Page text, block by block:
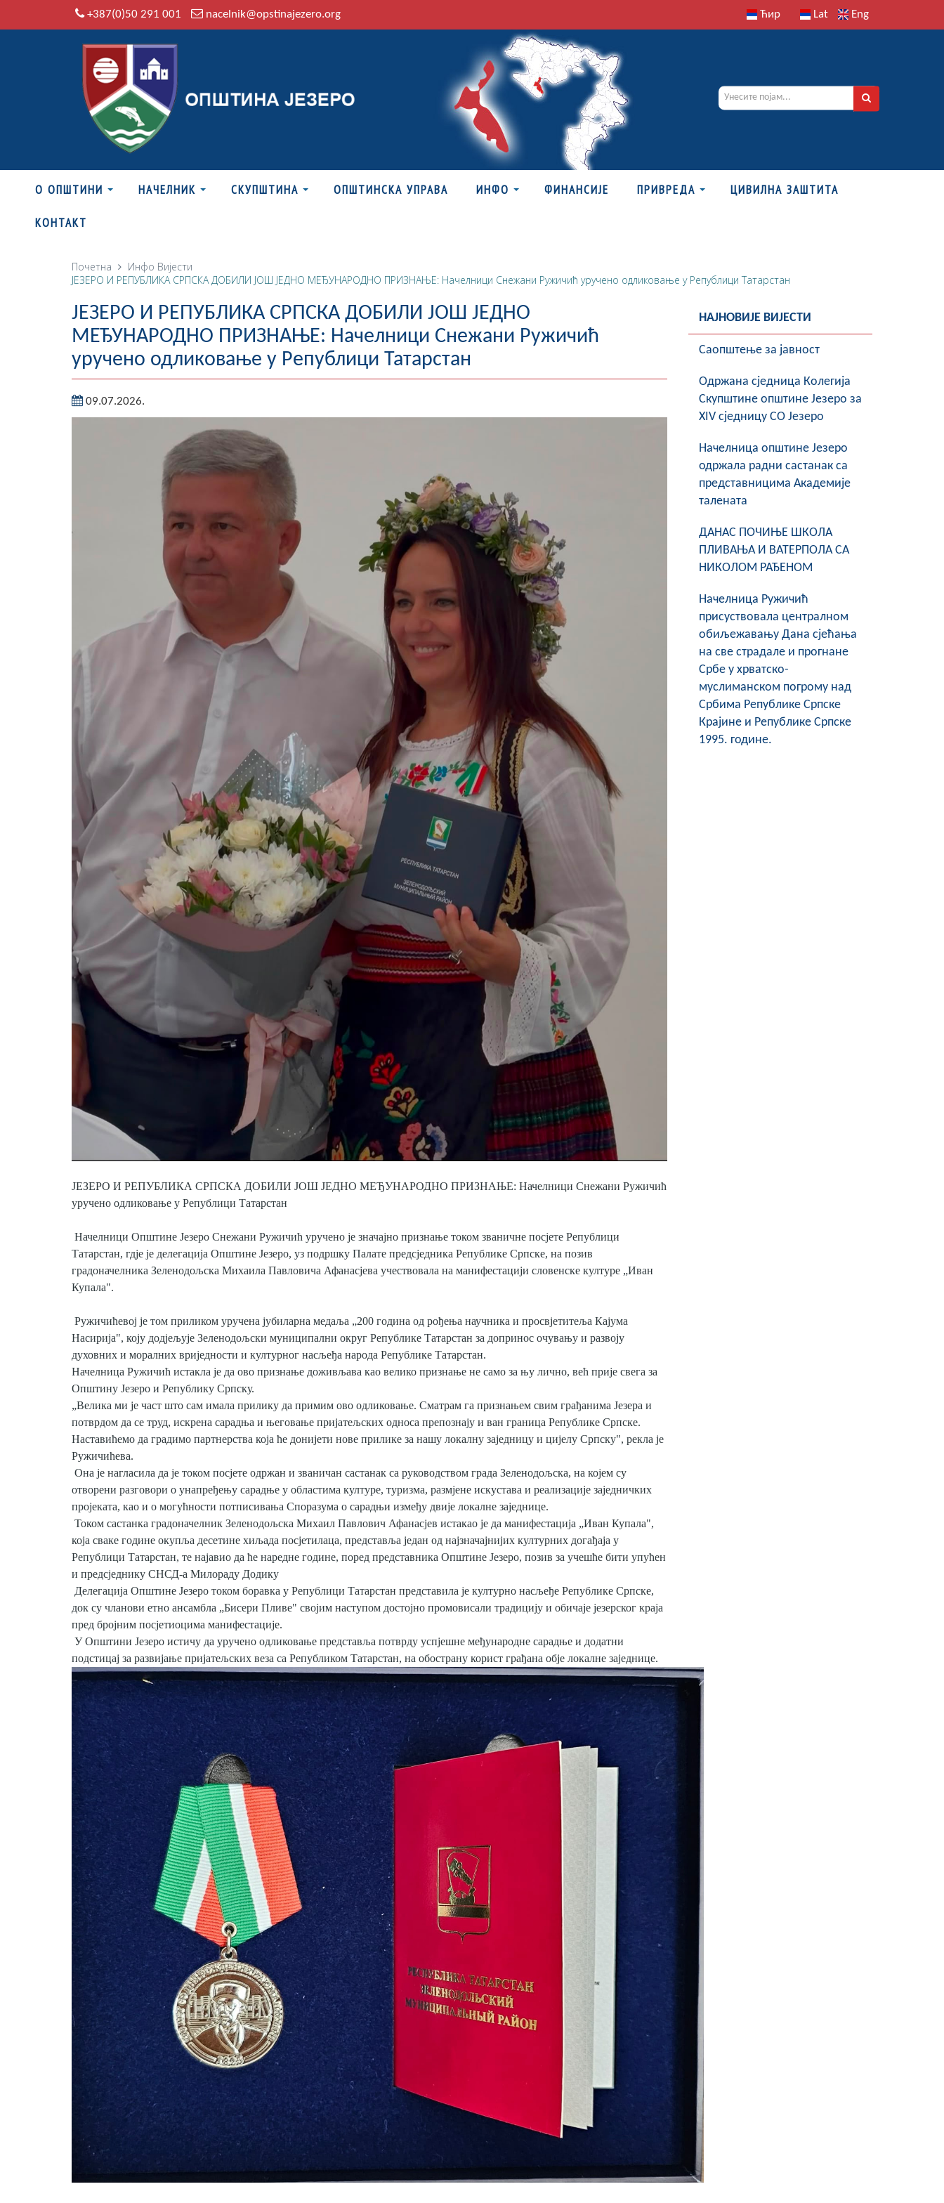
+387(0)50 291 001 nacelnik@opstinajezero.org Ћир Lat Eng
О ОПШТИНИ НАЧЕЛНИК СКУПШТИНА ОПШТИНСКА УПРАВА ИНФО ФИНАНСИЈЕ ПРИВРЕДА ЦИВИЛНА ЗАШТИТА
КОНТАКТ
Почетна Инфо Вијести
ЈЕЗЕРО И РЕПУБЛИКА СРПСКА ДОБИЛИ ЈОШ ЈЕДНО МЕЂУНАРОДНО ПРИЗНАЊЕ: Начелници Снежани Ружичић уручено одликовање у Републици Татарстан
ЈЕЗЕРО И РЕПУБЛИКА СРПСКА ДОБИЛИ ЈОШ ЈЕДНО
МЕЂУНАРОДНО ПРИЗНАЊЕ: Начелници Снежани Ружичић
уручено одликовање у Републици Татарстан
09.07.2026.
ЈЕЗЕРО И РЕПУБЛИКА СРПСКА ДОБИЛИ ЈОШ ЈЕДНО МЕЂУНАРОДНО ПРИЗНАЊЕ: Начелници Снежани Ружичић
уручено одликовање у Републици Татарстан
Начелници Општине Језеро Снежани Ружичић уручено је значајно признање током званичне посјете Републици
Татарстан, гд‌је је делегација Општине Језеро, уз подршку Палате предсједника Републике Српске, на позив
градоначелника Зеленодољска Михаила Павловича Афанасјева учествовала на манифестацији словенске културе „Иван
Купала".
Ружичићевој је том приликом уручена јубиларна медаља „200 година од рођења научника и просвјетитеља Кајума
Насирија", коју дод‌јељује Зеленодољски муниципални округ Републике Татарстан за допринос очувању и развоју
духовних и моралних вриједности и културног насљеђа народа Републике Татарстан.
Начелница Ружичић истакла је да ово признање доживљава као велико признање не само за њу лично, већ прије свега за
Општину Језеро и Републику Српску.
„Велика ми је част што сам имала прилику да примим ово одликовање. Сматрам га признањем свим грађанима Језера и
потврдом да се труд, искрена сарадња и његовање пријатељских односа препознају и ван граница Републике Српске.
Наставићемо да градимо партнерства која ће донијети нове прилике за нашу локалну заједницу и цијелу Српску", рекла је
Ружичићева.
Она је нагласила да је током посјете одржан и званичан састанак са руководством града Зеленодољска, на којем су
отворени разговори о унапређењу сарадње у областима културе, туризма, размјене искустава и реализације заједничких
пројеката, као и о могућности потписивања Споразума о сарадњи између двије локалне заједнице.
Током састанка градоначелник Зеленодољска Михаил Павлович Афанасјев истакао је да манифестација „Иван Купала",
која сваке године окупља десетине хиљада посјетилаца, представља један од најзначајнијих културних догађаја у
Републици Татарстан, те најавио да ће наредне године, поред представника Општине Језеро, позив за учешће бити упућен
и предсједнику СНСД-а Милораду Додику
Делегација Општине Језеро током боравка у Републици Татарстан представила је културно насљеђе Републике Српске,
док су чланови етно ансамбла „Бисери Пливе" својим наступом достојно промовисали традицију и обичаје језерског краја
пред бројним посјетиоцима манифестације.
У Општини Језеро истичу да уручено одликовање представља потврду успјешне међународне сарадње и додатни
подстицај за развијање пријатељских веза са Републиком Татарстан, на обострану корист грађана обје локалне заједнице.
НАЈНОВИЈЕ ВИЈЕСТИ
Саопштење за јавност
Oдржана сједница Колегија
Скупштине општине Језеро за
XIV сједницу СО Језеро
Начелница општине Језеро
одржала радни састанак са
представницима Академије
талената
ДАНАС ПОЧИЊЕ ШКОЛА
ПЛИВАЊА И ВАТЕРПОЛА СА
НИКОЛОМ РАЂЕНОМ
Начелница Ружичић
присуствовала централном
обиљежавању Дана сјећања
на све страдале и прогнане
Србе у хрватско-
муслиманском погрому над
Србима Републике Српске
Крајине и Републике Српске
1995. године.